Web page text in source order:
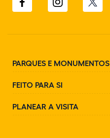
PARQUES E MONUMENTOS
FEITO PARA SI
PLANEAR A VISITA